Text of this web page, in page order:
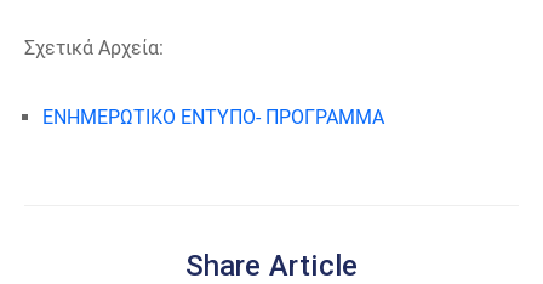
Σχετικά Αρχεία:
ΕΝΗΜΕΡΩΤΙΚΟ ΕΝΤΥΠΟ- ΠΡΟΓΡΑΜΜΑ
Share Article